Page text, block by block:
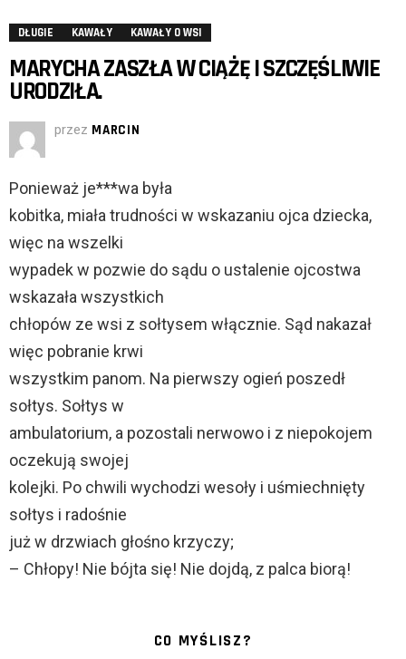
DŁUGIE KAWAŁY KAWAŁY O WSI
MARYCHA ZASZŁA W CIĄŻĘ I SZCZĘŚLIWIE
URODZIŁA.
przez MARCIN
Ponieważ je***wa była
kobitka, miała trudności w wskazaniu ojca dziecka,
więc na wszelki
wypadek w pozwie do sądu o ustalenie ojcostwa
wskazała wszystkich
chłopów ze wsi z sołtysem włącznie. Sąd nakazał
więc pobranie krwi
wszystkim panom. Na pierwszy ogień poszedł
sołtys. Sołtys w
ambulatorium, a pozostali nerwowo i z niepokojem
oczekują swojej
kolejki. Po chwili wychodzi wesoły i uśmiechnięty
sołtys i radośnie
już w drzwiach głośno krzyczy;
– Chłopy! Nie bójta się! Nie dojdą, z palca biorą!
CO MYŚLISZ?